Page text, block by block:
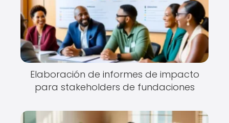
Elaboración de informes de impacto
para stakeholders de fundaciones